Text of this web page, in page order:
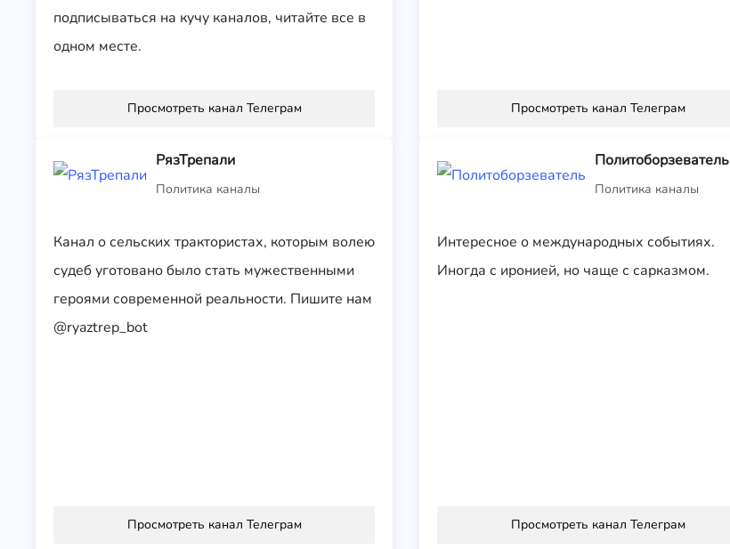
подписываться на кучу каналов, читайте все в
одном месте.
Просмотреть канал Телеграм Просмотреть канал Телеграм
РязТрепали
Политика каналы
Канал о сельских трактористах, которым волею
судеб уготовано было стать мужественными
героями современной реальности. Пишите нам
@ryaztrep_bot
Просмотреть канал Телеграм
Политоборзеватель
Политика каналы
Интересное о международных событиях.
Иногда с иронией, но чаще с сарказмом.
Просмотреть канал Телеграм